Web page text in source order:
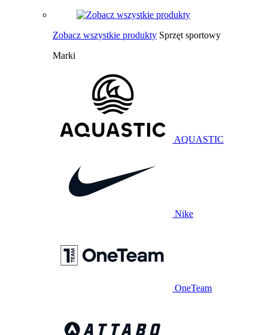
Zobacz wszystkie produkty Sprzęt sportowy
Marki
AQUASTIC
Nike
OneTeam